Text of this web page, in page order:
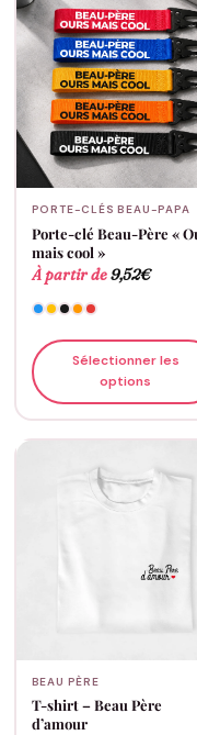
PORTE-CLÉS BEAU-PAPA
Porte-clé Beau-Père «
mais cool »
À partir de9,52€
Sélectionner les
options
BEAU PÈRE
T-shirt – Beau Père
d’amour